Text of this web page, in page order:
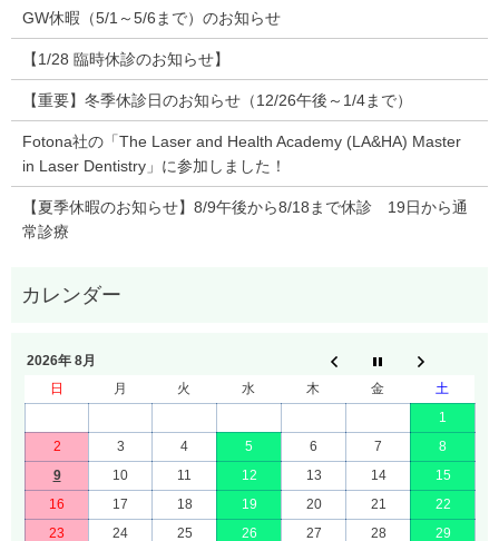
GW休暇（5/1～5/6まで）のお知らせ
【1/28 臨時休診のお知らせ】
【重要】冬季休診日のお知らせ（12/26午後～1/4まで）
Fotona社の「The Laser and Health Academy (LA&HA) Master
in Laser Dentistry」に参加しました！
【夏季休暇のお知らせ】8/9午後から8/18まで休診 19日から通
常診療
2026年 8月
日
月 火 水 木 金
土
1
2
3 4 5 6 7
8
9
10 11 12 13 14
15
16
17 18 19 20 21
22
23
24 25 26 27 28 29